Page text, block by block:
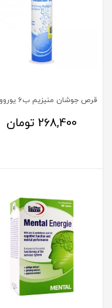
قرص جوشان منیزیم ب6 یوروویتال
268,400تومان